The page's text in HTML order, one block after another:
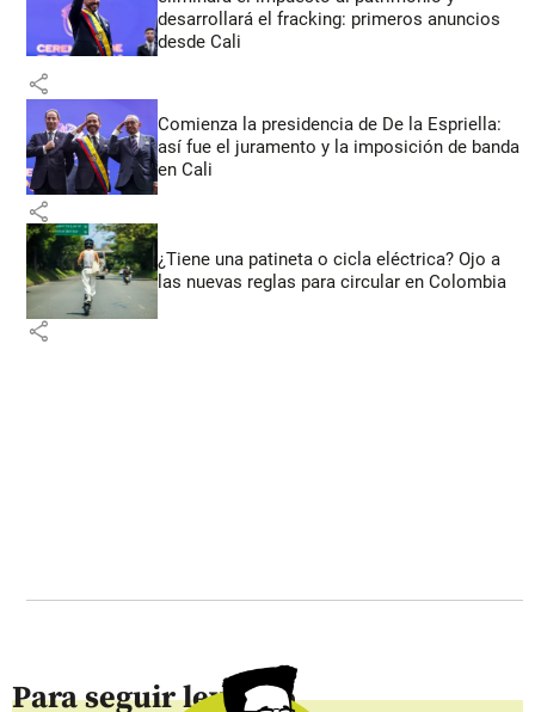
desarrollará el fracking: primeros anuncios
desde Cali
share
Comienza la presidencia de De la Espriella:
así fue el juramento y la imposición de banda
en Cali
share
¿Tiene una patineta o cicla eléctrica? Ojo a
las nuevas reglas para circular en Colombia
share
Para seguir leyendo